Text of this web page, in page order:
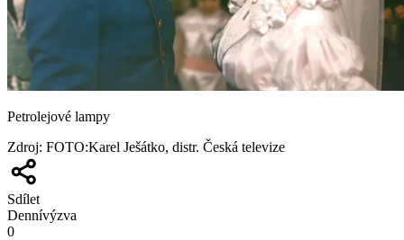
Petrolejové lampy
Zdroj: FOTO:Karel Ješátko, distr. Česká televize
Sdílet
Dennívýzva
0